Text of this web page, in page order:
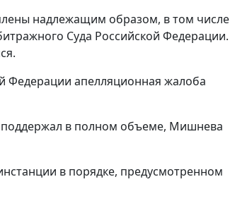
надлежащим образом, в том числе
Суда Российской Федерации.
Федерации апелляционная жалоба
поддержал в полном объеме, Мишнева
в порядке, предусмотренном